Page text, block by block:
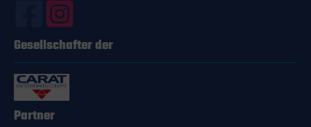
Gesellschafter der
Partner